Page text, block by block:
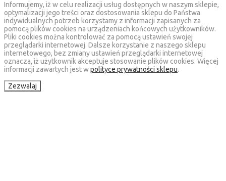
Informujemy, iż w celu realizacji usług dostępnych w naszym sklepie,
optymalizacji jego treści oraz dostosowania sklepu do Państwa
indywidualnych potrzeb korzystamy z informacji zapisanych za
pomocą plików cookies na urządzeniach końcowych użytkowników.
Pliki cookies można kontrolować za pomocą ustawień swojej
przeglądarki internetowej. Dalsze korzystanie z naszego sklepu
internetowego, bez zmiany ustawień przeglądarki internetowej
oznacza, iż użytkownik akceptuje stosowanie plików cookies. Więcej
informacji zawartych jest wpolityce prywatności sklepu.
Zezwalaj